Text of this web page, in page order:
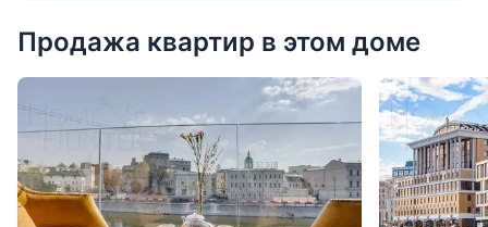
Продажа квартир в этом доме